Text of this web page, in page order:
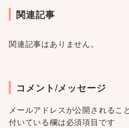
関連記事
関連記事はありません。
コメント/メッセージ
メールアドレスが公開されるこ
付いている欄は必須項目です